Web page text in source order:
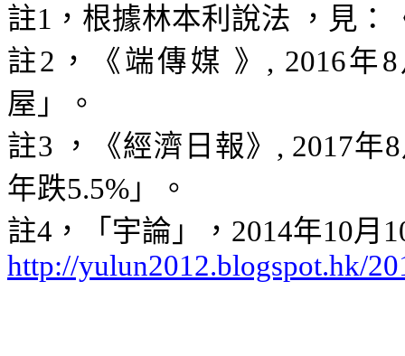
註1 ， 根據林本利說法 ， 見：
註2 ， 《 端傳媒 》 , 2016年8
屋」
。
註3 ， 《經濟日報》 , 2017年8
年跌5.5% 」
。
註4 ， 「宇論」 ， 2014年10月
http://yulun2012.blogspot.hk/